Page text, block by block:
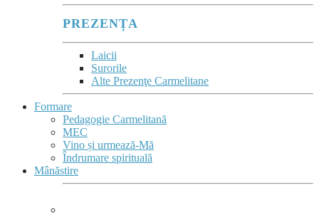
PREZENȚA
Laicii
Surorile
Alte Prezenţe Carmelitane
Formare
Pedagogie Carmelitană
MEC
Vino și urmează-Mă
Îndrumare spirituală
Mânăstire